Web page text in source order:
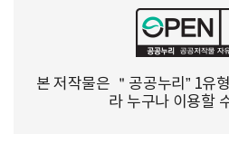
본 저작물은 ＂공공누리” 1유
라 누구나 이용할